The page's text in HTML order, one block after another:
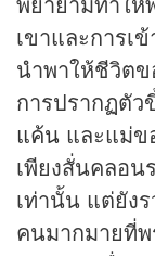
เขาและการเ
นำพาให้ชีวิต
การปรากฏตั
แค้น และแม่ข
เพียงสั่นคลอน
เท่านั้น แต่ยัง
คนมากมายที่พ